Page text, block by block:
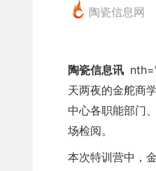
陶瓷信息网
陶瓷信息讯
天两夜的金舵商
中心各职能部门
场检阅。
本次特训营中，